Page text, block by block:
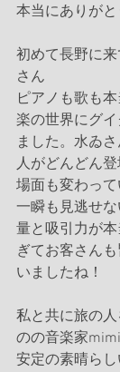
本当にありがと
初めて長野に
さん
ピアノも歌も
楽の世界にグ
ました。水ゐ
人がどんどん
場面も変わっ
一瞬も見逃せ
量と吸引力が
ぎてお客さん
いましたね！
私と共に旅の
のの音楽家
安定の素晴ら